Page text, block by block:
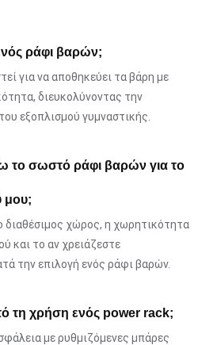
ράφι βαρών;
για να αποθηκεύει τα βάρη με
διευκολύνοντας την
εξοπλισμού γυμναστικής.
το σωστό ράφι βαρών για το
μου;
χώρος, η χωρητικότητα
και το αν χρειάζεστε
την επιλογή ενός ράφι βαρών.
τη χρήση ενός power rack;
με ρυθμιζόμενες μπάρες